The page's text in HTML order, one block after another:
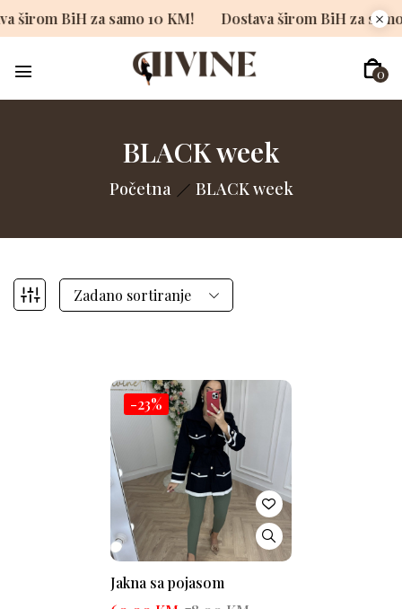
širom BiH za samo 10 KM! Dostava širom BiH za
0
BLACK week
Početna BLACK week
Zadano sortiranje
-23%
Jakna sa pojasom